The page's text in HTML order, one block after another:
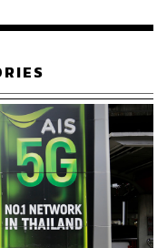
เศรษฐกิจโลกจะยัง
ณ์ไม่คาดคิดเกิดขึ้น
ง หรือเงินเฟ้อกลับมา
ประเทศเศรษฐกิจหลัก
โลกเข้าสู่ภาวะถดถอย
การฟื้นตัวของ
Normalization